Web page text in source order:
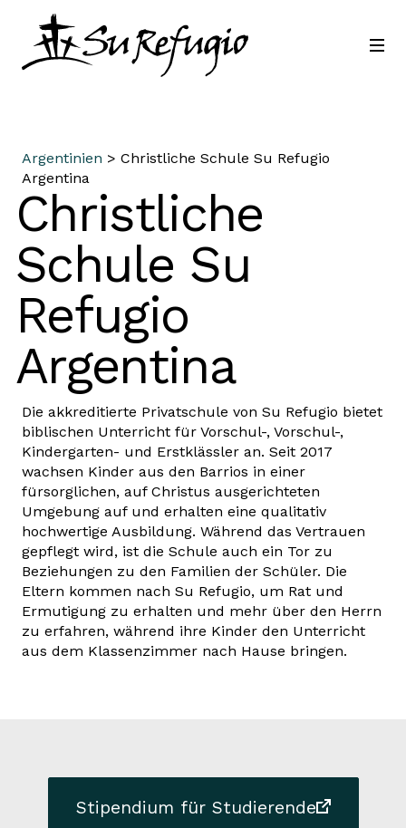
Schließ dich uns an
Sprache
Argentinien > Christliche Schule Su Refugio
Argentina
Christliche
Schule Su
Refugio
Argentina
Die akkreditierte Privatschule von Su Refugio bietet
biblischen Unterricht für Vorschul-, Vorschul-,
Kindergarten- und Erstklässler an. Seit 2017
wachsen Kinder aus den Barrios in einer
fürsorglichen, auf Christus ausgerichteten
Umgebung auf und erhalten eine qualitativ
hochwertige Ausbildung. Während das Vertrauen
gepflegt wird, ist die Schule auch ein Tor zu
Beziehungen zu den Familien der Schüler. Die
Eltern kommen nach Su Refugio, um Rat und
Ermutigung zu erhalten und mehr über den Herrn
zu erfahren, während ihre Kinder den Unterricht
aus dem Klassenzimmer nach Hause bringen.
Stipendium für Studierende